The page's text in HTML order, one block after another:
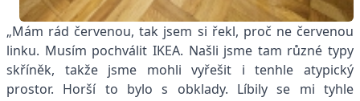
„Mám rád červenou, tak jsem si řekl, proč ne červenou
linku. Musím pochválit IKEA. Našli jsme tam různé typy
skříněk, takže jsme mohli vyřešit i tenhle atypický
prostor. Horší to bylo s obklady. Líbily se mi tyhle